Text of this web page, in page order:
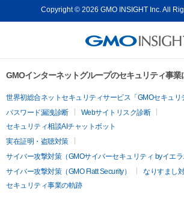
Copyright © 2026 GMO INSIGHT Inc. All
GMOインターネットグループのセキュリティ事業
世界初総合ネットセキュリティサービス「GMOセキュリ
パスワード漏洩診断
Webサイトリスク診断
セキュリティ相談AIチャットボット
実在証明・盗聴対策
サイバー攻撃対策（GMOサイバーセキュリティ byイエラ
サイバー攻撃対策（GMO Flatt Security）
なりすまし
セキュリティ事業の軌跡